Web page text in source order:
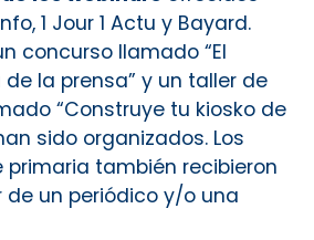
1 Jour 1 Actu y Bayard.
concurso llamado “El
la prensa” y un taller de
“Construye tu kiosko de
sido organizados. Los
primaria también recibieron
de un periódico y/o una